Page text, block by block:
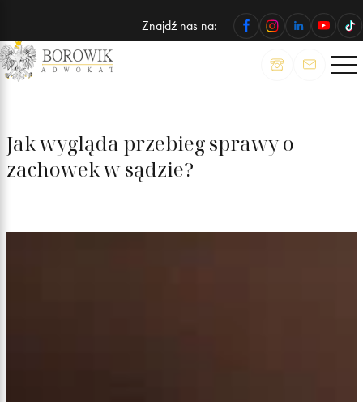
Znajdź nas na:
ADWOKAT
Wojciech
Jak wygląda przebieg sprawy o
zachowek w sądzie?